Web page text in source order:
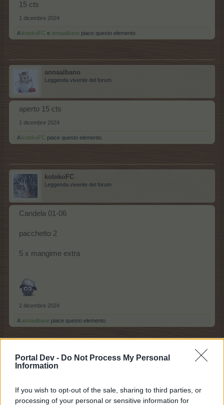
Portal Dev - Do Not Process My Personal
Information
If you wish to opt-out of the sale, sharing to third parties, or
processing of your personal or sensitive information for
15 cts
1 dicembre 2024
A kotokoFC e annaalbano piace questo elemento.
annaalbano
Leggenda vivente del forum
aperto 15 cts
1 dicembre 2024
A kotokoFC piace questo elemento.
kotokoFC
Leggenda vivente del forum
Candela 01-06
pacchetto 2
5 x mangime extra
2 dicembre 2024
A annaalbano piace questo elemento.
.selly11.
Comandante del forum
aperto il 2 regalo